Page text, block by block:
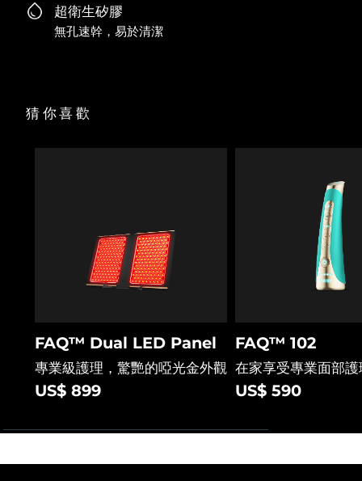
超衛生矽膠
無孔速幹，易於清潔
猜你喜歡
FAQ™ Dual LED Panel
專業級護理，驚艷的啞光金外觀
US$ 899
FAQ™ 102
在家享受專業面部護
US$ 590